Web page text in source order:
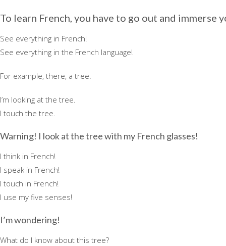
To learn French, you have to go out and immerse
See everything in French!
See everything in the French language!
For example, there, a tree.
I’m looking at the tree.
I touch the tree.
Warning! I look at the tree with my French glasses!
I think in French!
I speak in French!
I touch in French!
I use my five senses!
I’m wondering!
What do I know about this tree?